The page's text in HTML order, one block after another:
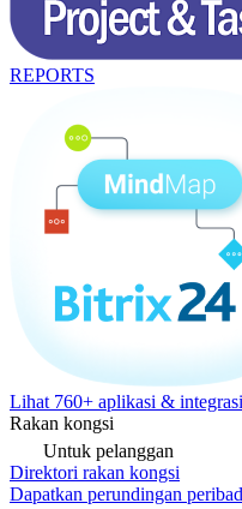
REPORTS
Lihat 760+ aplikasi & integrasi
Rakan kongsi
Untuk pelanggan
Direktori rakan kongsi
Dapatkan perundingan